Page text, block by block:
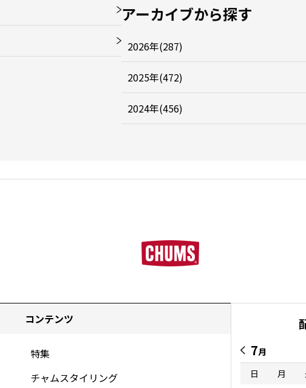
アーカイブから探す
2026年(287)
2025年(472)
2024年(456)
コンテンツ
特集
チャムスタイリング
7月
日
月